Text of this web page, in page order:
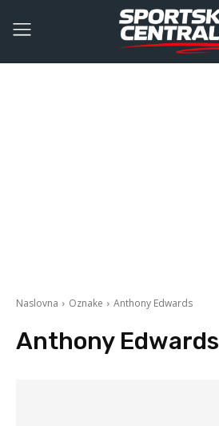
Naslovna Oznake Anthony Edwards
Anthony Edwards